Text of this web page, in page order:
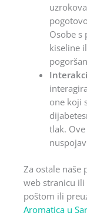
Osobe s
kiseline
one koji
tlak.
Za ostale naše
web stranicu ili
poštom ili
Aromatica u